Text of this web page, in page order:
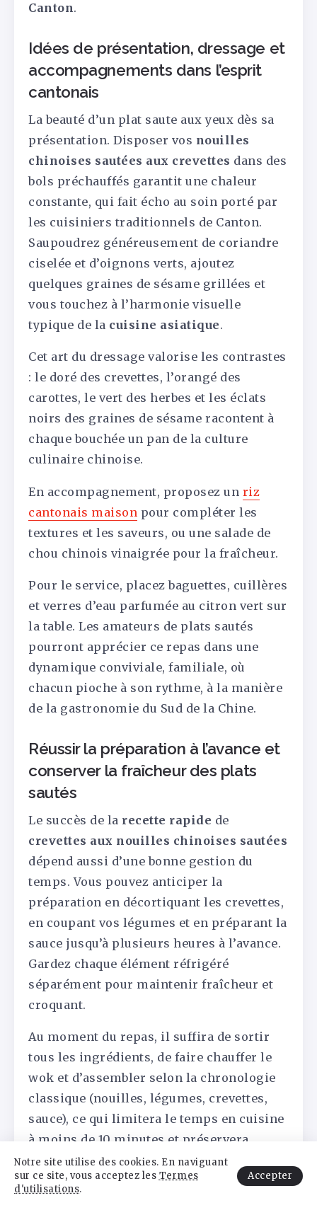
Canton.
Idées de présentation, dressage et
accompagnements dans l’esprit
cantonais
La beauté d’un plat saute aux yeux dès sa
présentation. Disposer vos nouilles
chinoises sautées aux crevettes dans des
bols préchauffés garantit une chaleur
constante, qui fait écho au soin porté par
les cuisiniers traditionnels de Canton.
Saupoudrez généreusement de coriandre
ciselée et d’oignons verts, ajoutez
quelques graines de sésame grillées et
vous touchez à l’harmonie visuelle
typique de la cuisine asiatique.
Cet art du dressage valorise les contrastes
: le doré des crevettes, l’orangé des
carottes, le vert des herbes et les éclats
noirs des graines de sésame racontent à
chaque bouchée un pan de la culture
culinaire chinoise.
En accompagnement, proposez un riz
cantonais maison pour compléter les
textures et les saveurs, ou une salade de
chou chinois vinaigrée pour la fraîcheur.
Pour le service, placez baguettes, cuillères
et verres d’eau parfumée au citron vert sur
la table. Les amateurs de plats sautés
pourront apprécier ce repas dans une
dynamique conviviale, familiale, où
chacun pioche à son rythme, à la manière
de la gastronomie du Sud de la Chine.
Réussir la préparation à l’avance et
conserver la fraîcheur des plats
sautés
Le succès de la recette rapide de
crevettes aux nouilles chinoises sautées
dépend aussi d’une bonne gestion du
temps. Vous pouvez anticiper la
préparation en décortiquant les crevettes,
en coupant vos légumes et en préparant la
sauce jusqu’à plusieurs heures à l’avance.
Gardez chaque élément réfrigéré
séparément pour maintenir fraîcheur et
croquant.
Au moment du repas, il suffira de sortir
tous les ingrédients, de faire chauffer le
wok et d’assembler selon la chronologie
classique (nouilles, légumes, crevettes,
sauce), ce qui limitera le temps en cuisine
à moins de 10 minutes et préservera
toutes les textures.
Le plat se savoure de préférence tout juste
Notre site utilise des cookies. En naviguant
sur ce site, vous acceptez les Termes
d'utilisations.
Accepter